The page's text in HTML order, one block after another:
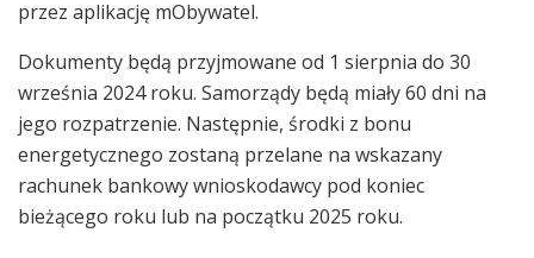
przez aplikację mObywatel.
Dokumenty będą przyjmowane od 1 sierpnia do 30
września 2024 roku. Samorządy będą miały 60 dni na
jego rozpatrzenie. Następnie, środki z bonu
energetycznego zostaną przelane na wskazany
rachunek bankowy wnioskodawcy pod koniec
bieżącego roku lub na początku 2025 roku.